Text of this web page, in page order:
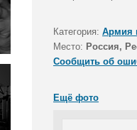
Категория: Армия
Место: Россия,
Сообщить об
Ещё фото